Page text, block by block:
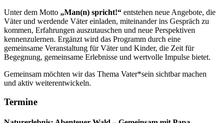
Unter dem Motto „Man(n) spricht!“ entstehen neue Angebote, die
Väter und werdende Väter einladen, miteinander ins Gespräch zu
kommen, Erfahrungen auszutauschen und neue Perspektiven
kennenzulernen. Ergänzt wird das Programm durch eine
gemeinsame Veranstaltung für Väter und Kinder, die Zeit für
Begegnung, gemeinsame Erlebnisse und wertvolle Impulse bietet.
Gemeinsam möchten wir das Thema Vater*sein sichtbar machen
und aktiv weiterentwickeln.
Termine